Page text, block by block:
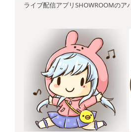
ライブ配信アプリSHOWROOMの